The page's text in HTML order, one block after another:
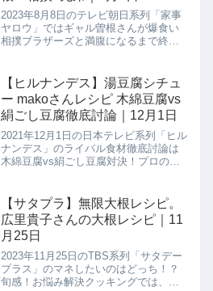
2023年8月8日のテレビ朝日系列「家事
ヤロウ」ではギャル曽根さんが爆食い
相撲ブラザーズと満腹になるまで終わ
絶品レシピ【トマトやみつき中華風サ
ラダ】の作り方を詳しく紹介しま...
【ヒルナンデス】湯豆腐シチュ
ー makoさんレシピ 木綿豆腐vs
絹ごし豆腐徹底討論｜12月1日
2021年12月1日の日本テレビ系列「ヒル
ナンデス」のライバル食材徹底討論は
木綿豆腐vs絹ごし豆腐対決！プロのオ
を教えてくれたので詳しく紹介しま
す。>>ヒルナンデス記事一...
【サタプラ】無限大根レシピ。
広里貴子さんの大根レシピ｜11
月25日
2023年11月25日のTBS系列「サタデー
プラス」のマネしたいのはどっち！？
旬感！お悩み解決クッキングでは、定